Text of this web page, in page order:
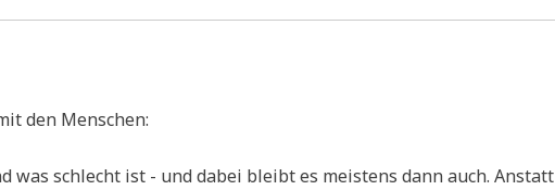
0
den Menschen:
was schlecht ist - und dabei bleibt es mei­stens dann auch. Anstatt